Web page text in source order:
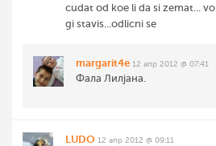
cudat od koe li da si zemat...
gi stavis...odlicni se
margarit4e 12 апр 2012 @ 07:41
Фала Лилјана.
LUDO 12 апр 2012 @ 09:11